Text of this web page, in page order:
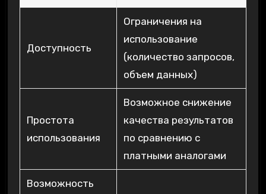
Доступность
Ограничения на
использование
(количество запросов,
объем данных)
Простота
использования
Возможное снижение
качества результатов
по сравнению с
платными аналогами
Возможность